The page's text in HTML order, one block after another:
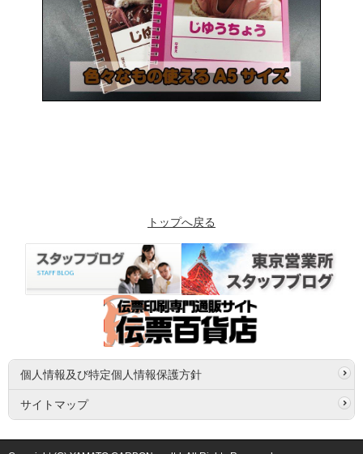
トップへ戻る
個人情報及び特定個人情報保護方針
サイトマップ